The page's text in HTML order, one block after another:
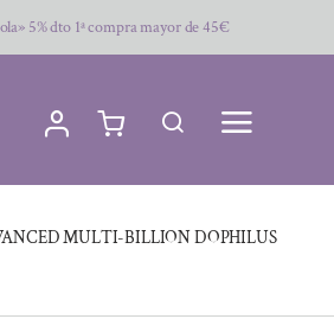
5% dto 1ª compra mayor de 45€
MULTI-BILLION DOPHILUS